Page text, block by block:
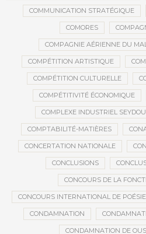
COMMUNICATION STRATÉGIQUE
COMORES
COMPAGNIE AÉRIENNE DU
COMPÉTITION ARTISTIQUE
COMPÉTITION CULTURELLE
COMPÉTITIVITÉ ÉCONOMIQUE
COMPLEXE INDUSTRIEL
COMPTABILITÉ-MATIÈRES
CONCERTATION NATIONALE
CONCLUSIONS
CONCOURS DE LA
CONCOURS INTERNATIONAL DE POÉSIE
CONDAMNATION
CONDAMNATION DE